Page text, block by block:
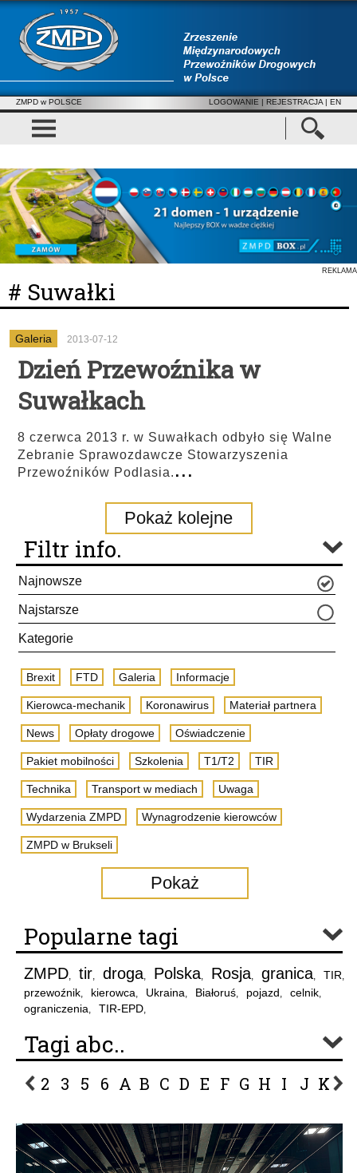
ZMPD w POLSCE LOGOWANIE | REJESTRACJA | EN
REKLAMA
# Suwałki
Galeria 2013-07-12
Dzień Przewoźnika w
Suwałkach
8 czerwca 2013 r. w Suwałkach odbyło się Walne
Zebranie Sprawozdawcze Stowarzyszenia
Przewoźników Podlasia. ...
Pokaż kolejne
Filtr info.
Najnowsze
Najstarsze
Kategorie
Brexit FTD Galeria Informacje
Kierowca-mechanik Koronawirus Materiał partnera
News Opłaty drogowe Oświadczenie
Pakiet mobilności Szkolenia T1/T2 TIR
Technika Transport w mediach Uwaga
Wydarzenia ZMPD Wynagrodzenie kierowców
ZMPD w Brukseli
Pokaż
Popularne tagi
ZMPD, tir, droga, Polska, Rosja, granica, TIR,
przewoźnik, kierowca, Ukraina, Białoruś, pojazd, celnik,
ograniczenia, TIR-EPD,
Tagi abc..
2 3 5 6 A B C D E F G H I J K L